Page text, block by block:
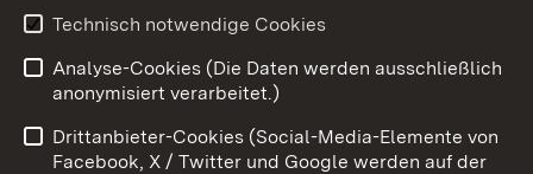
Impressum
Kontakt
Barrierefreiheit
Datenschutz
Technisch notwendige Cookies
Analyse-Cookies (Die Daten werden ausschließlich
anonymisiert verarbeitet.)
Drittanbieter-Cookies (Social-Media-Elemente von
Facebook, X / Twitter und Google werden auf der